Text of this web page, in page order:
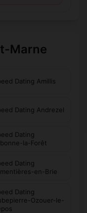
Marne
Dating Amillis
Dating Andrezel
Dating
la-Forêt
Dating
en-Brie
Dating
Ozouer-le-